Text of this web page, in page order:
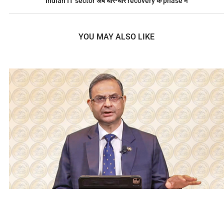
YOU MAY ALSO LIKE